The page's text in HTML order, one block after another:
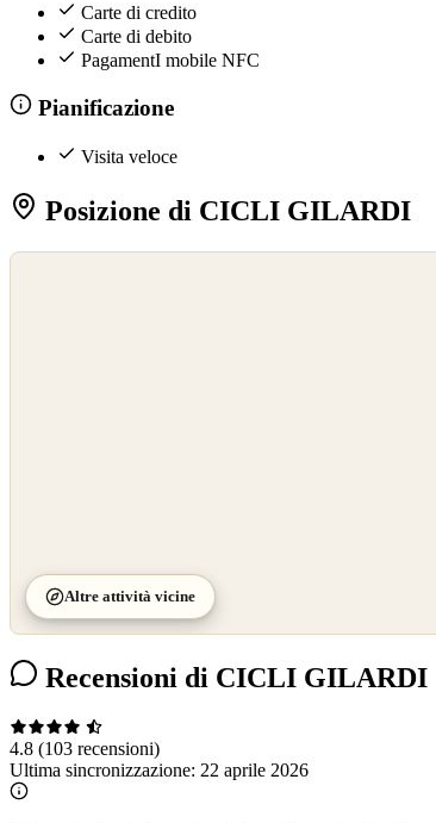
Carte di credito
Carte di debito
PagamentI mobile NFC
Pianificazione
Visita veloce
Posizione di CICLI GILARDI
Altre attività vicine
Recensioni di CICLI GILARDI
4.8 (103 recensioni)
Ultima sincronizzazione: 22 aprile 2026